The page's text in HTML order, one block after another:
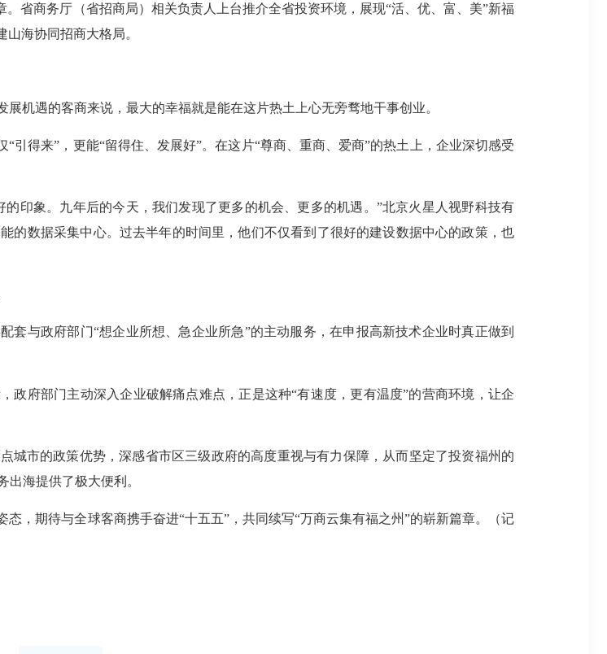
省商务厅（省招商局）相关负责人上台推介全省投资环境，展现“活、优、富、美”新福
海协同招商大格局。
机遇的客商来说，最大的幸福就是能在这片热土上心无旁骛地干事创业。
引得来”，更能“留得住、发展好”。在这片“尊商、重商、爱商”的热土上，企业深切感受
印象。九年后的今天，我们发现了更多的机会、更多的机遇。”北京火星人视野科技有
的数据采集中心。过去半年的时间里，他们不仅看到了很好的建设数据中心的政策，也
套与政府部门“想企业所想、急企业所急”的主动服务，在申报高新技术企业时真正做到
政府部门主动深入企业破解痛点难点，正是这种“有速度，更有温度”的营商环境，让企
城市的政策优势，深感省市区三级政府的高度重视与有力保障，从而坚定了投资福州的
海提供了极大便利。
，期待与全球客商携手奋进“十五五”，共同续写“万商云集有福之州”的崭新篇章。（记